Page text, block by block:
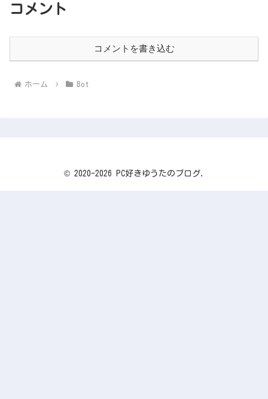
コメント
コメントを書き込む
ホーム Bot
© 2020-2026 PC好きゆうたのブログ.